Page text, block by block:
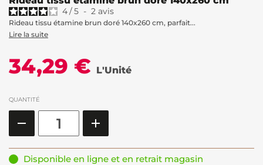
4/5 - 2 avis
Rideau tissu étamine brun doré 140x260 cm, parfait...
Lire la suite
34,29 € L'Unité
QUANTITÉ
Disponible en ligne et en retrait magasin